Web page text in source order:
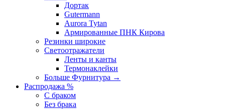
Дортак
Gutermann
Aurora Tytan
Армированные ПНК Кирова
Резинки широкие
Светоотражатели
Ленты и канты
Термонаклейки
Больше Фурнитура →
Распродажа %
С браком
Без брака